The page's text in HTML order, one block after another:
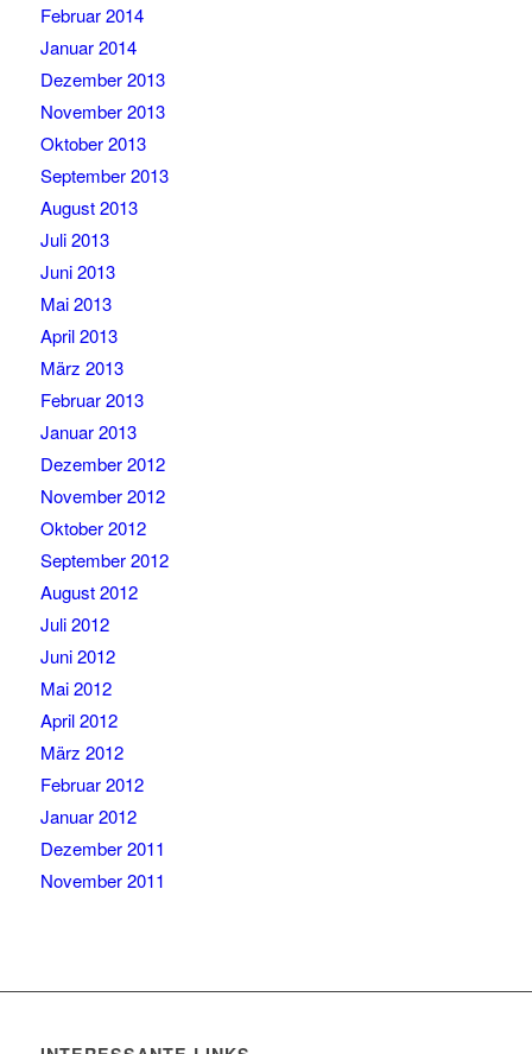
Februar 2014
Januar 2014
Dezember 2013
November 2013
Oktober 2013
September 2013
August 2013
Juli 2013
Juni 2013
Mai 2013
April 2013
März 2013
Februar 2013
Januar 2013
Dezember 2012
November 2012
Oktober 2012
September 2012
August 2012
Juli 2012
Juni 2012
Mai 2012
April 2012
März 2012
Februar 2012
Januar 2012
Dezember 2011
November 2011